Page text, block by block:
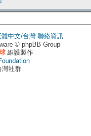
中文/台灣 聯絡資訊
© phpBB Group
維護製作
灣社群